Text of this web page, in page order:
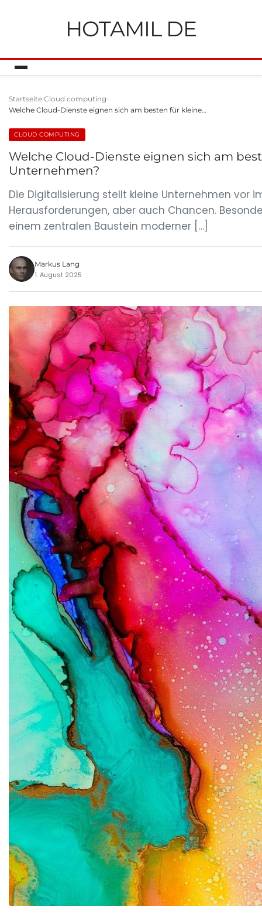
HOTAMIL DE
Startseite Cloud computing
Welche Cloud-Dienste eignen sich am besten für kleine…
CLOUD COMPUTING
Welche Cloud-Dienste eignen sich am
Unternehmen?
Die Digitalisierung stellt kleine Unternehmen vor
Herausforderungen, aber auch Chancen.
einem zentralen Baustein moderner […]
Markus Lang
1. August 2025